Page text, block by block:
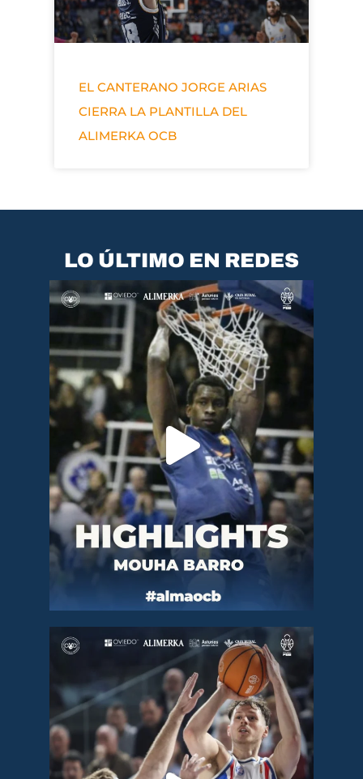
EL CANTERANO JORGE ARIAS
CIERRA LA PLANTILLA DEL
ALIMERKA OCB
LO ÚLTIMO EN REDES